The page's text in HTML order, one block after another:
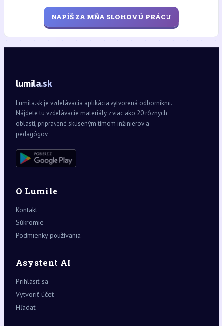
NAPÍŠ ZA MŇA SLOHOVÚ PRÁCU
lumila.sk
Lumila.sk je vzdelávacia aplikácia vytvorená odborníkmi.
Nájdete tu vzdelávacie materiály z viac ako 20 rôznych
oblastí, pripravené skúseným tímom inžinierov a
pedagógov.
O Lumile
Kontakt
Súkromie
Podmienky používania
Asystent AI
Prihlásiť sa
Vytvoriť účet
Hľadať